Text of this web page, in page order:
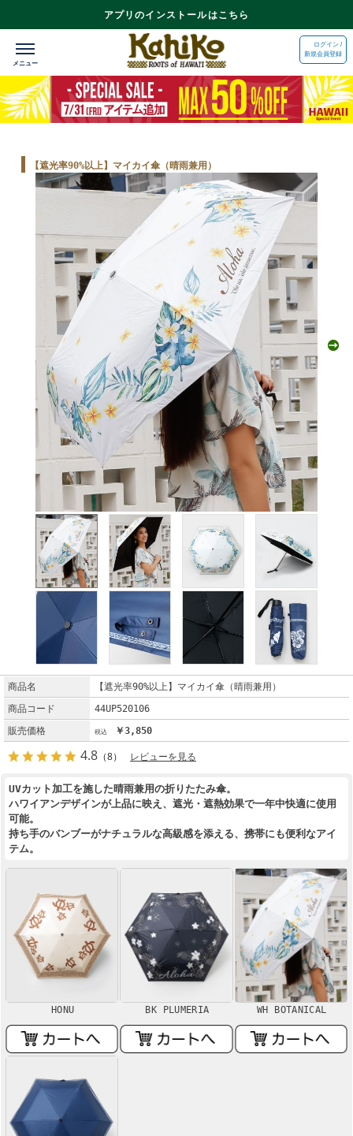
アプリのインストールはこちら
ログイン /
新規会員登録
【遮光率90%以上】マイカイ傘（晴雨兼用）
商品名
【遮光率90%以上】マイカイ傘（晴雨兼用）
商品コード
44UP520106
販売価格
￥3,850
4.8 （8） レビューを見る
UVカット加工を施した晴雨兼用の折りたたみ傘。
ハワイアンデザインが上品に映え、遮光・遮熱効果で一年中快適に使用
可能。
持ち手のバンブーがナチュラルな高級感を添える、携帯にも便利なアイ
テム。
HONU BK PLUMERIA WH BOTANICAL